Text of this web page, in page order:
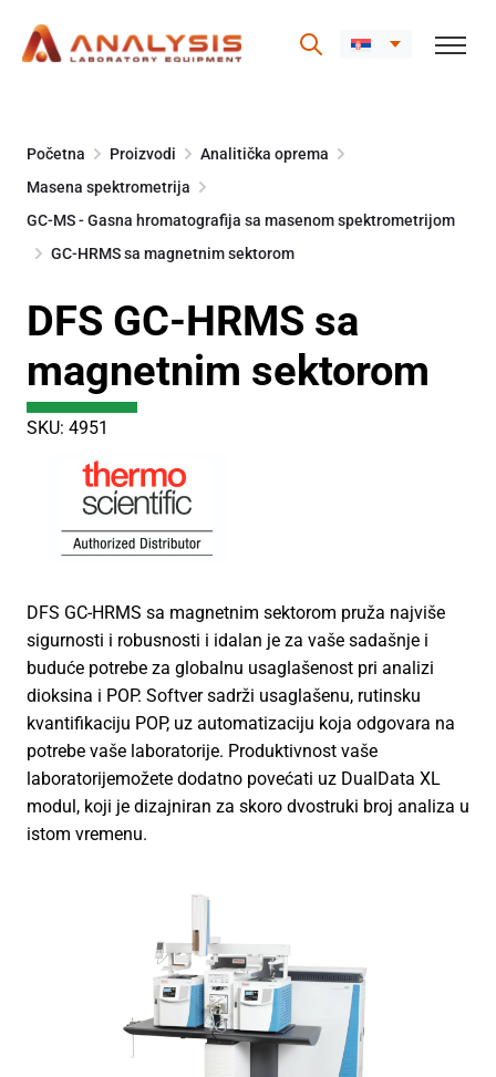
content
Početna Proizvodi
Analitička oprema
Masena spektrometrija
GC-MS - Gasna hromatografija sa masenom spektrometrijom
GC-HRMS sa magnetnim sektorom
DFS GC-HRMS sa
magnetnim sektorom
SKU: 4951
DFS GC-HRMS sa magnetnim sektorom pruža najviše
sigurnosti i robusnosti i idalan je za vaše sadašnje i
buduće potrebe za globalnu usaglašenost pri analizi
dioksina i POP. Softver sadrži usaglašenu, rutinsku
kvantifikaciju POP, uz automatizaciju koja odgovara na
potrebe vaše laboratorije. Produktivnost vaše
laboratorijemožete dodatno povećati uz DualData XL
modul, koji je dizajniran za skoro dvostruki broj analiza u
istom vremenu.